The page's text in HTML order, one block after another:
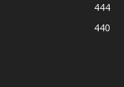
444
440